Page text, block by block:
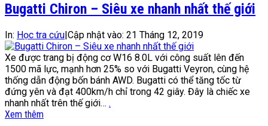
Bugatti Chiron – Siêu xe nhanh nhất thế giới
In: Học tra cứu Cập nhật vào: 21 Tháng 12, 2019
Xe được trang bị động cơ W16 8.0L với công suất lên đến
1500 mã lực, mạnh hơn 25% so với Bugatti Veyron, cùng hệ
thống dẫn động bốn bánh AWD. Bugatti có thể tăng tốc từ
đứng yên và đạt 400km/h chỉ trong 42 giây. Đây là chiếc xe
nhanh nhất trên thế giới… .
Xem thêm